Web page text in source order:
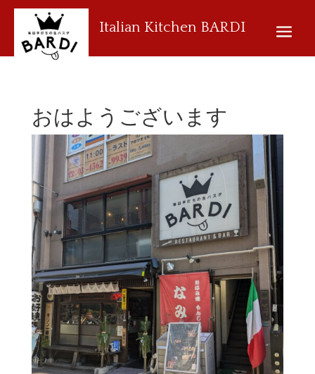
Italian Kitchen BARDI
おはようございます